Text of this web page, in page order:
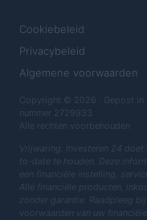
Cookiebeleid
Privacybeleid
Algemene voorwaarden
Copyright © 2026 · Gepost
nummer 2729933
Alle rechten voorbehouden
Vrijwaring: Investeren 24 doet
to-date te houden. Deze
een financiële instelling,
Alle financiële producten,
zonder garantie. Raadpleeg
voorwaarden van uw